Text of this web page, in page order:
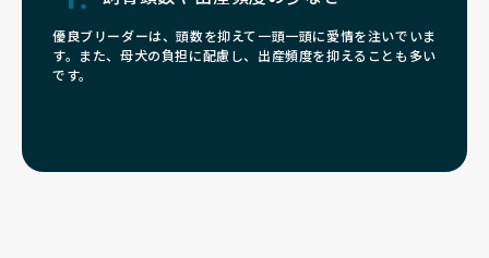
優良ブリーダーは、頭数を抑えて一頭一頭に愛情を注いでいま
す。また、母犬の負担に配慮し、出産頻度を抑えることも多い
です。